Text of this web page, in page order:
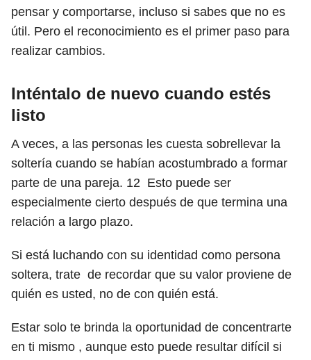
pensar y comportarse, incluso si sabes que no es
útil. Pero el reconocimiento es el primer paso para
realizar cambios.
Inténtalo de nuevo cuando estés
listo
A veces, a las personas les cuesta sobrellevar la
soltería cuando se habían acostumbrado a formar
parte de una pareja. 12 Esto puede ser
especialmente cierto después de que termina una
relación a largo plazo.
Si está luchando con su identidad como persona
soltera, trate de recordar que su valor proviene de
quién es usted, no de con quién está.
Estar solo te brinda la oportunidad de concentrarte
en ti mismo , aunque esto puede resultar difícil si